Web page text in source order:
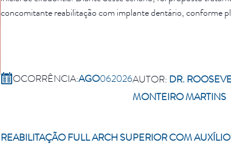
concomitante reabilitação com implante dentário, conforme
OCORRÊNCIA:AGO062026AUTOR: DR.
MONTEIRO MARTINS
REABILITAÇÃO FULL ARCH SUPERIOR COM